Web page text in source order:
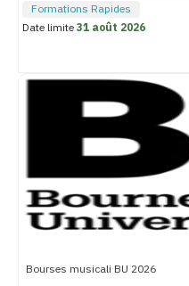
Formations Rapides
Date limite31 août 2026
Bourses musicali BU 2026